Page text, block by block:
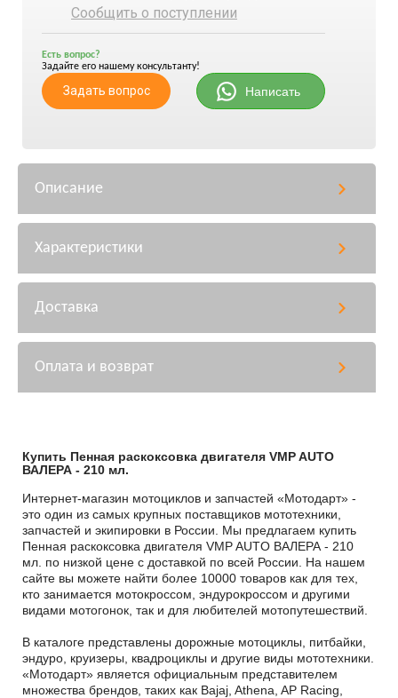
Сообщить о поступлении
Есть вопрос?
Задайте его нашему консультанту!
Задать вопрос Написать
Описание
Характеристики
Доставка
Оплата и возврат
Купить Пенная раскоксовка двигателя VMP AUTO
ВАЛЕРА - 210 мл.
Интернет-магазин мотоциклов и запчастей «Мотодарт» -
это один из самых крупных поставщиков мототехники,
запчастей и экипировки в России. Мы предлагаем купить
Пенная раскоксовка двигателя VMP AUTO ВАЛЕРА - 210
мл. по низкой цене с доставкой по всей России. На нашем
сайте вы можете найти более 10000 товаров как для тех,
кто занимается мотокроссом, эндурокроссом и другими
видами мотогонок, так и для любителей мотопутешествий.
В каталоге представлены дорожные мотоциклы, питбайки,
эндуро, круизеры, квадроциклы и другие виды мототехники.
«Мотодарт» является официальным представителем
множества брендов, таких как Bajaj, Athena, AP Racing,